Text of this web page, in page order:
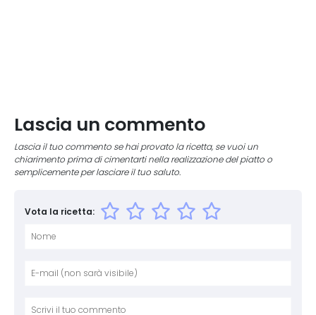
Lascia un commento
Lascia il tuo commento se hai provato la ricetta, se vuoi un
chiarimento prima di cimentarti nella realizzazione del piatto o
semplicemente per lasciare il tuo saluto.
Vota la ricetta: